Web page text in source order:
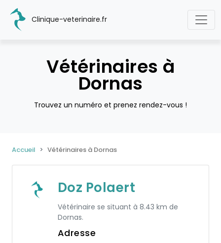
Clinique-veterinaire.fr
Vétérinaires à
Dornas
Trouvez un numéro et prenez rendez-vous !
Accueil Vétérinaires à Dornas
Doz Polaert
Vétérinaire se situant à 8.43 km de
Dornas.
Adresse